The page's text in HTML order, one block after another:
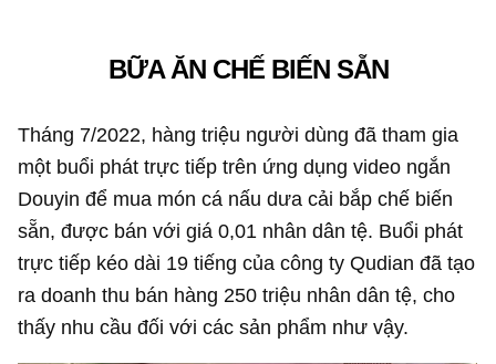
BỮA ĂN CHẾ BIẾN SẴN
Tháng 7/2022, hàng triệu người dùng đã tham gia
một buổi phát trực tiếp trên ứng dụng video ngắn
Douyin để mua món cá nấu dưa cải bắp chế biến
sẵn, được bán với giá 0,01 nhân dân tệ. Buổi phát
trực tiếp kéo dài 19 tiếng của công ty Qudian đã tạo
ra doanh thu bán hàng 250 triệu nhân dân tệ, cho
thấy nhu cầu đối với các sản phẩm như vậy.